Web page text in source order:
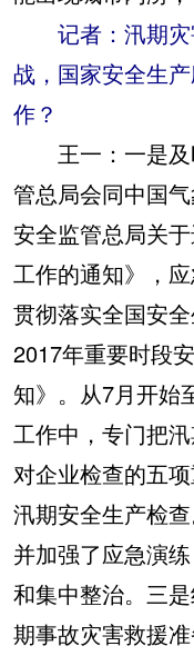
记者：汛期
战，国家安全生
作？
王一： 一是
管总局会同中国
安全监管总局关
工作的通知》，
贯彻落实全国安
2017年重要时段
知》。从7月开始
工作中，专门把
对企业检查的五
汛期安全生产检
并加强了应急演
和集中整治。三
期事故灾害救援